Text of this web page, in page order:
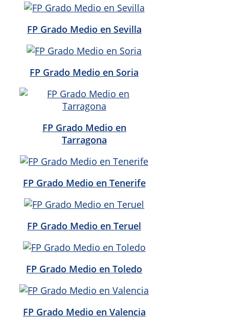
FP Grado Medio en Sevilla
FP Grado Medio en Soria
FP Grado Medio en
Tarragona
FP Grado Medio en Tenerife
FP Grado Medio en Teruel
FP Grado Medio en Toledo
FP Grado Medio en Valencia